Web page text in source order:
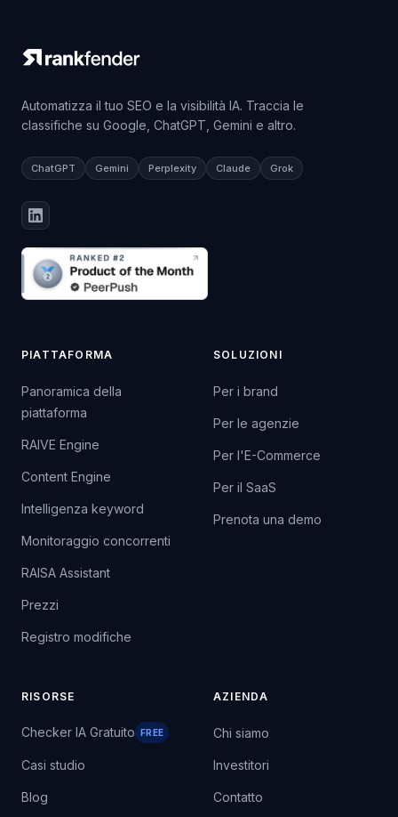
Automatizza il tuo SEO e la visibilità IA. Traccia le
classifiche su Google, ChatGPT, Gemini e altro.
ChatGPT Gemini Perplexity Claude Grok
PIATTAFORMA
Panoramica della
piattaforma
RAIVE Engine
Content Engine
Intelligenza keyword
Monitoraggio concorrenti
RAISA Assistant
Prezzi
Registro modifiche
SOLUZIONI
Per i brand
Per le agenzie
Per l'E-Commerce
Per il SaaS
Prenota una demo
RISORSE
Checker IA Gratuito FREE
Casi studio
Blog
AZIENDA
Chi siamo
Investitori
Contatto